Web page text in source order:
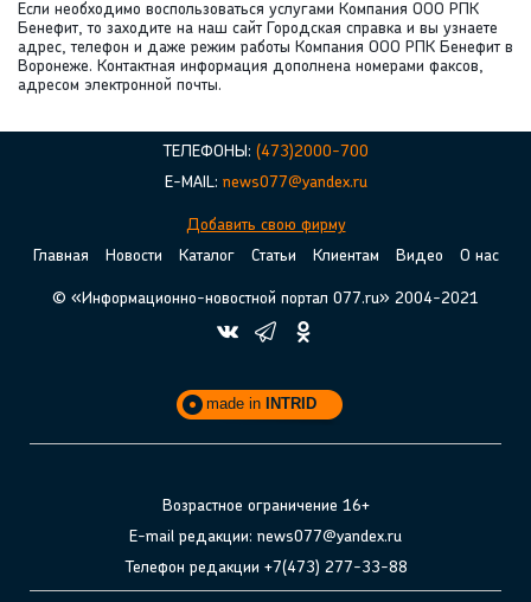
Если необходимо воспользоваться услугами Компания ООО РПК
Бенефит, то заходите на наш сайт Городская справка и вы узнаете
адрес, телефон и даже режим работы Компания ООО РПК Бенефит в
Воронеже. Контактная информация дополнена номерами факсов,
адресом электронной почты.
ТЕЛЕФОНЫ: (473)2000-700
E-MAIL: news077@yandex.ru
Добавить свою фирму
Главная
Новости Каталог Статьи Клиентам Видео О нас
© «Информационно-новостной портал 077.ru» 2004-2021
made in INTRID
Возрастное ограничение 16+
E-mail редакции: news077@yandex.ru
Телефон редакции +7(473) 277-33-88